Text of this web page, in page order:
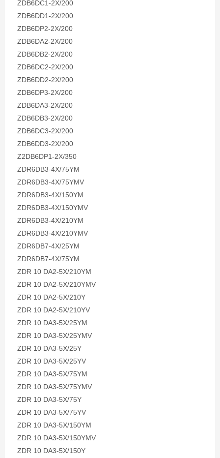
ZDB6DC1-2X/200
ZDB6DD1-2X/200
ZDB6DP2-2X/200
ZDB6DA2-2X/200
ZDB6DB2-2X/200
ZDB6DC2-2X/200
ZDB6DD2-2X/200
ZDB6DP3-2X/200
ZDB6DA3-2X/200
ZDB6DB3-2X/200
ZDB6DC3-2X/200
ZDB6DD3-2X/200
Z2DB6DP1-2X/350
ZDR6DB3-4X/75YM
ZDR6DB3-4X/75YMV
ZDR6DB3-4X/150YM
ZDR6DB3-4X/150YMV
ZDR6DB3-4X/210YM
ZDR6DB3-4X/210YMV
ZDR6DB7-4X/25YM
ZDR6DB7-4X/75YM
ZDR 10 DA2-5X/210YM
ZDR 10 DA2-5X/210YMV
ZDR 10 DA2-5X/210Y
ZDR 10 DA2-5X/210YV
ZDR 10 DA3-5X/25YM
ZDR 10 DA3-5X/25YMV
ZDR 10 DA3-5X/25Y
ZDR 10 DA3-5X/25YV
ZDR 10 DA3-5X/75YM
ZDR 10 DA3-5X/75YMV
ZDR 10 DA3-5X/75Y
ZDR 10 DA3-5X/75YV
ZDR 10 DA3-5X/150YM
ZDR 10 DA3-5X/150YMV
ZDR 10 DA3-5X/150Y